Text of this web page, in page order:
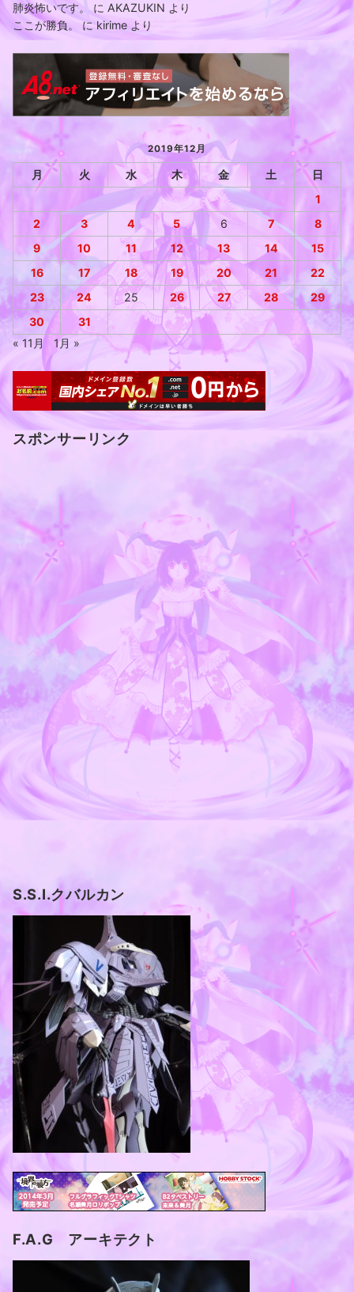
肺炎怖いです。 に AKAZUKIN より
ここが勝負。
に kirime より
2019年12月
月 火 水 木 金 土
日
1
2
3 4 5 6 7
8
9
10 11 12 13 14
15
16
17 18 19 20 21
22
23
24 25 26 27 28
29
30
31
« 11月
1月 »
スポンサーリンク
S.S.I.クバルカン
F.A.G アーキテクト